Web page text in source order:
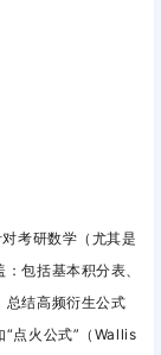
考研数学（尤其是
：包括基本积分表、
总结高频衍生公式
“点火公式”（Wallis